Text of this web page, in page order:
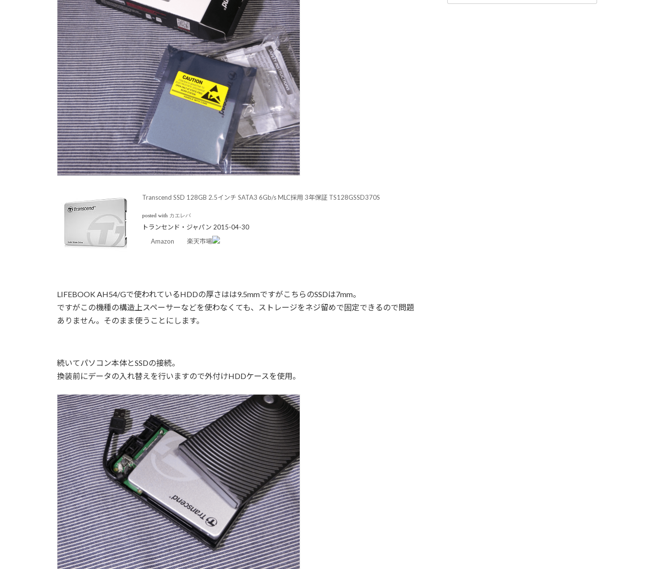
Transcend SSD 128GB 2.5インチ SATA3 6Gb/s MLC採用 3年保証 TS128GSSD370S
posted with カエレバ
トランセンド・ジャパン 2015-04-30
Amazon
楽天市場
LIFEBOOK AH54/Gで使われているHDDの厚さはは9.5mmですがこちらのSSDは7mm。
ですがこの機種の構造上スペーサーなどを使わなくても、ストレージをネジ留めで固定できるので問題
ありません。そのまま使うことにします。
続いてパソコン本体とSSDの接続。
換装前にデータの入れ替えを行いますので外付けHDDケースを使用。
ア